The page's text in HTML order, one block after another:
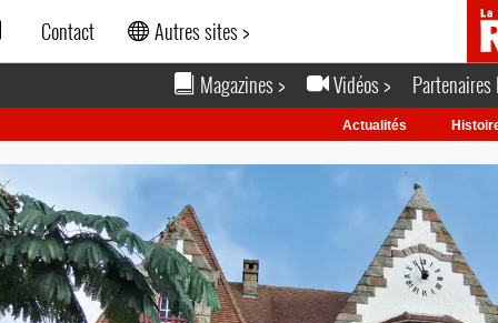
Contact Autres sites >
Magazines >
Vidéos > Partenaires
Actualités